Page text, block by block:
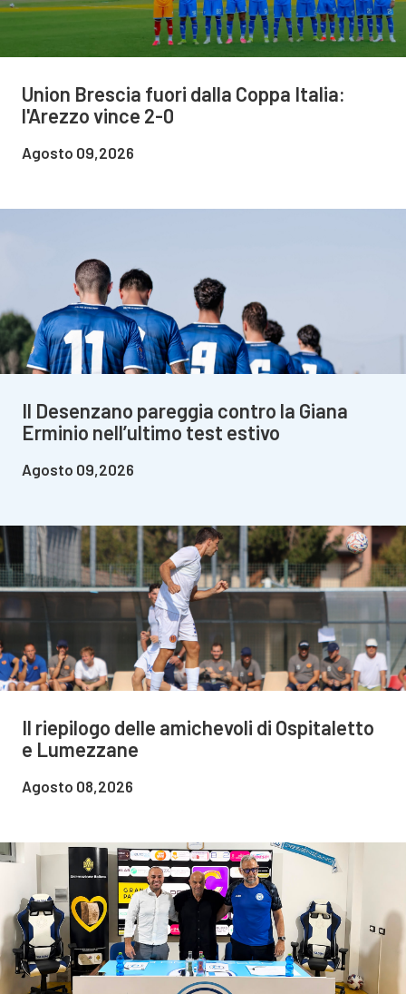
Union Brescia fuori dalla Coppa Italia:
l'Arezzo vince 2-0
Agosto 09,2026
Il Desenzano pareggia contro la Giana
Erminio nell’ultimo test estivo
Agosto 09,2026
Il riepilogo delle amichevoli di Ospitaletto
e Lumezzane
Agosto 08,2026